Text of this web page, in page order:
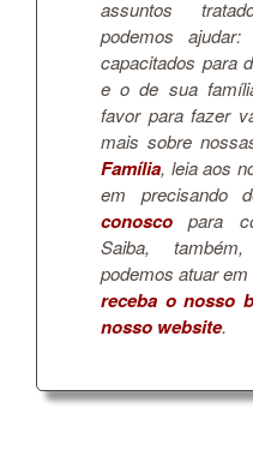
assuntos
podemos
capacitados para
e o de sua
favor para fazer
mais sobre
Família, leia aos
em precisando
conosco para
Saiba,
podemos atuar
receba o nosso
nosso website.